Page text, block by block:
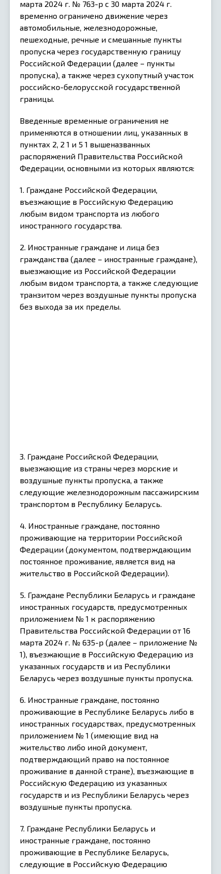
марта 2024 г. № 763-р с 30 марта 2024 г.
временно ограничено движение через
автомобильные, железнодорожные,
пешеходные, речные и смешанные пункты
пропуска через государственную границу
Российской Федерации (далее – пункты
пропуска), а также через сухопутный участок
российско-белорусской государственной
границы.
Введенные временные ограничения не
применяются в отношении лиц, указанных в
пунктах 2, 2 1 и 5 1 вышеназванных
распоряжений Правительства Российской
Федерации, основными из которых являются:
1. Граждане Российской Федерации,
въезжающие в Российскую Федерацию
любым видом транспорта из любого
иностранного государства.
2. Иностранные граждане и лица без
гражданства (далее – иностранные граждане),
выезжающие из Российской Федерации
любым видом транспорта, а также следующие
транзитом через воздушные пункты пропуска
без выхода за их пределы.
3. Граждане Российской Федерации,
выезжающие из страны через морские и
воздушные пункты пропуска, а также
следующие железнодорожным пассажирским
транспортом в Республику Беларусь.
4. Иностранные граждане, постоянно
проживающие на территории Российской
Федерации (документом, подтверждающим
постоянное проживание, является вид на
жительство в Российской Федерации).
5. Граждане Республики Беларусь и граждане
иностранных государств, предусмотренных
приложением № 1 к распоряжению
Правительства Российской Федерации от 16
марта 2024 г. № 635-р (далее – приложение №
1), въезжающие в Российскую Федерацию из
указанных государств и из Республики
Беларусь через воздушные пункты пропуска.
6. Иностранные граждане, постоянно
проживающие в Республике Беларусь либо в
иностранных государствах, предусмотренных
приложением № 1 (имеющие вид на
жительство либо иной документ,
подтверждающий право на постоянное
проживание в данной стране), въезжающие в
Российскую Федерацию из указанных
государств и из Республики Беларусь через
воздушные пункты пропуска.
7. Граждане Республики Беларусь и
иностранные граждане, постоянно
проживающие в Республике Беларусь,
следующие в Российскую Федерацию